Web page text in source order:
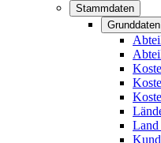
Stammdaten
Grunddaten
Land